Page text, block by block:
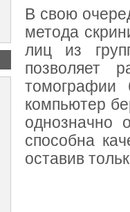
В свою
метода
лиц из
позволяет
томографии
компьютер
однозначно
способна
оставив